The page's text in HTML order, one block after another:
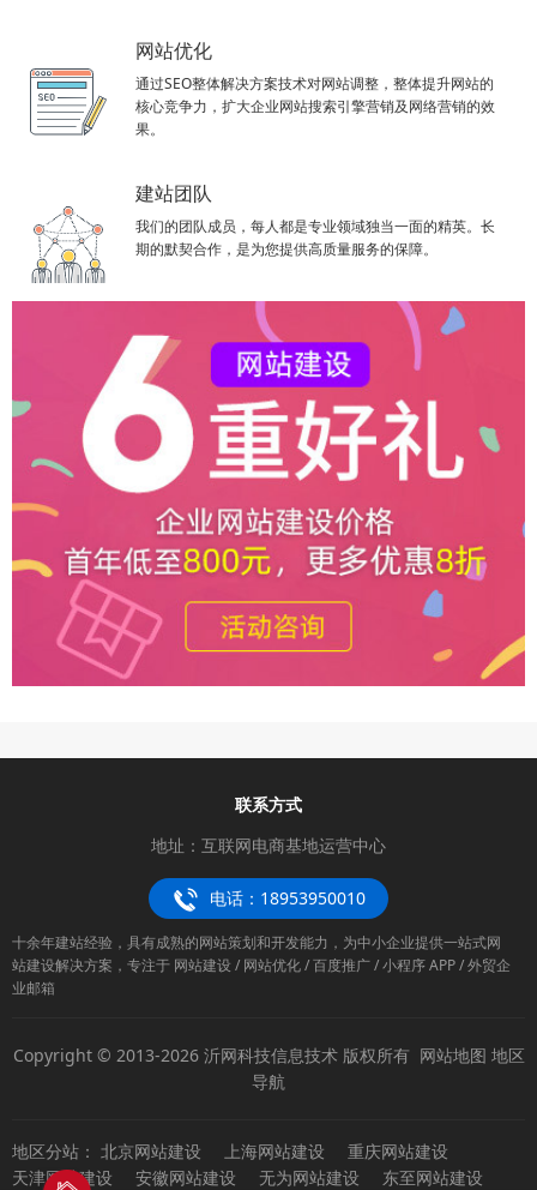
网站优化
通过SEO整体解决方案技术对网站调整，整体提升网站的
核心竞争力，扩大企业网站搜索引擎营销及网络营销的效
果。
建站团队
我们的团队成员，每人都是专业领域独当一面的精英。长
期的默契合作，是为您提供高质量服务的保障。
联系方式
地址：互联网电商基地运营中心
电话：18953950010
十余年建站经验，具有成熟的网站策划和开发能力，为中小企业提供一站式网
站建设解决方案，专注于 网站建设 / 网站优化 / 百度推广 / 小程序 APP / 外贸企
业邮箱
Copyright © 2013-2026 沂网科技信息技术 版权所有 网站地图 地区
导航
地区分站： 北京网站建设 上海网站建设
重庆网站建设
天津网站建设
安徽网站建设 无为网站建设 东至网站建设